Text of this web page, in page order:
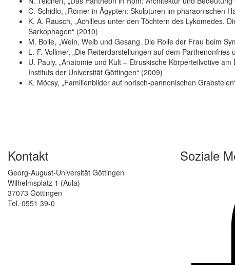
C. Schidlo, „Römer in Ägypten: Skulpturen im pharaonischen
K. A. Rausch, „Achilleus unter den Töchtern des Lykomedes.
Sarkophagen“ (2010)
M. Bolle, „Wein, Weib und Gesang. Die Rolle der Frau beim
L.-F. Vollmer, „Die Reiterdarstellungen auf dem Parthenonfries
U. Pauly, „Anatomie und Kult – Etruskische Körperteilvotive
Instituts der Universität Göttingen“ (2009)
K. Mócsy, „Familienbilder auf norisch-pannonischen
Kontakt
Georg-August-Universität Göttingen
Wilhelmsplatz 1 (Aula)
37073 Göttingen
Tel. 0551 39-0
Soziale